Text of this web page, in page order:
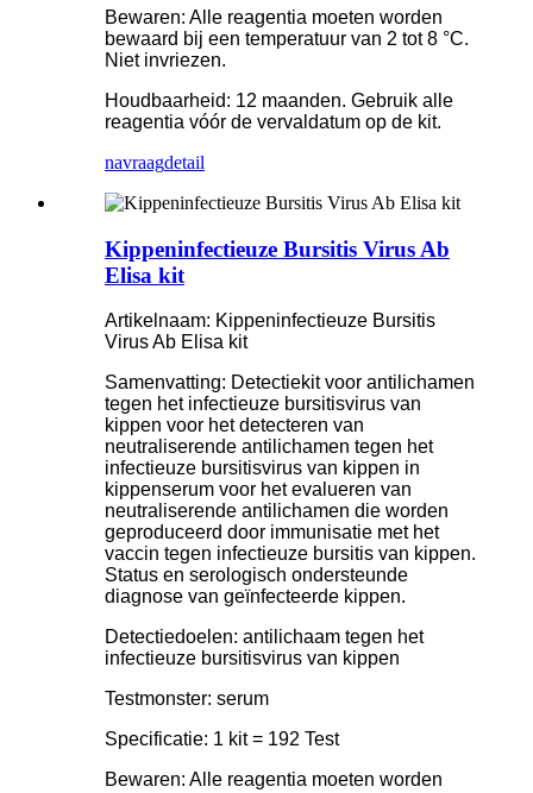
Bewaren: Alle reagentia moeten worden
bewaard bij een temperatuur van 2 tot 8 °C.
Niet invriezen.
Houdbaarheid: 12 maanden. Gebruik alle
reagentia vóór de vervaldatum op de kit.
navraagdetail
Kippeninfectieuze Bursitis Virus Ab
Elisa kit
Artikelnaam: Kippeninfectieuze Bursitis
Virus Ab Elisa kit
Samenvatting: Detectiekit voor antilichamen
tegen het infectieuze bursitisvirus van
kippen voor het detecteren van
neutraliserende antilichamen tegen het
infectieuze bursitisvirus van kippen in
kippenserum voor het evalueren van
neutraliserende antilichamen die worden
geproduceerd door immunisatie met het
vaccin tegen infectieuze bursitis van kippen.
Status en serologisch ondersteunde
diagnose van geïnfecteerde kippen.
Detectiedoelen: antilichaam tegen het
infectieuze bursitisvirus van kippen
Testmonster: serum
Specificatie: 1 kit = 192 Test
Bewaren: Alle reagentia moeten worden